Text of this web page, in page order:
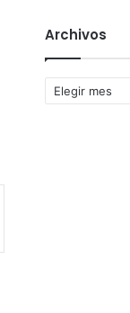
Archivos
Archivos